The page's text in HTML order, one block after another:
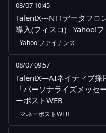
08/07 10:45
TalentX---NTTデータフ
導入(フィスコ) - Yahoo!
Yahoo!ファイナンス
08/07 09:57
TalentX—AIネイティブ採
「パーソナライズメッセ
ーポストWEB
マネーポストWEB